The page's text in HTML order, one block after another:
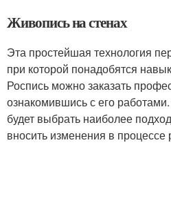
Живопись на стенах
Эта простейшая технология
при которой понадобятся
Роспись можно заказать
ознакомившись с его
будет выбрать наиболее
вносить изменения в процессе